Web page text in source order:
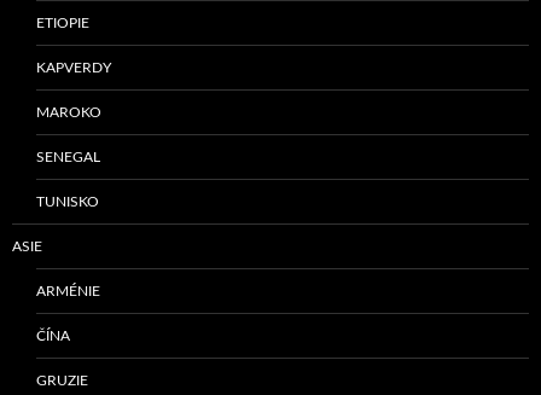
ETIOPIE
KAPVERDY
MAROKO
SENEGAL
TUNISKO
ASIE
ARMÉNIE
ČÍNA
GRUZIE